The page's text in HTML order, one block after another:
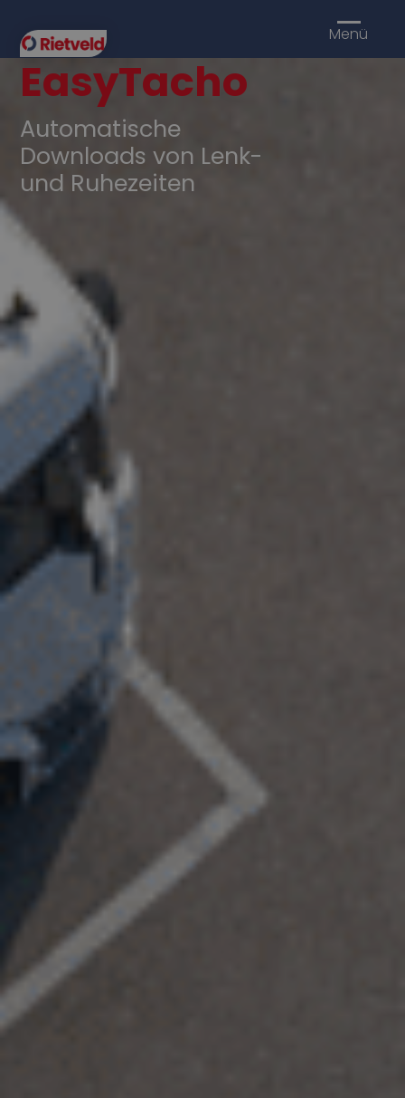
Menü
EasyTacho
Automatische
Downloads von Lenk-
und Ruhezeiten